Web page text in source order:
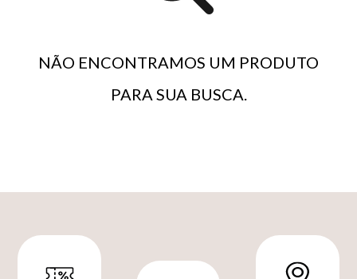
NÃO ENCONTRAMOS UM PRODUTO
PARA SUA BUSCA.